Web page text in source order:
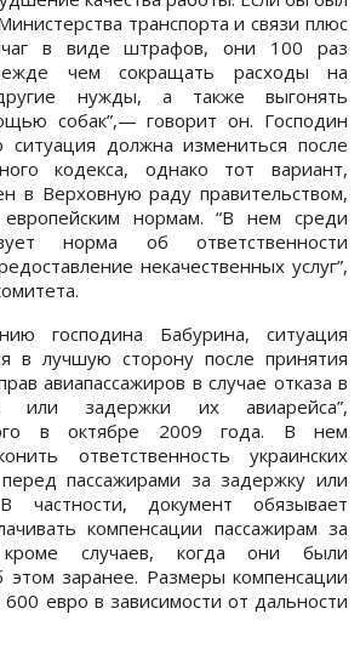
транспорта и связи плюс
в виде штрафов, они 100 раз
чем сокращать расходы на
нужды, а также выгонять
собак”,— говорит он. Господин
ситуация должна измениться после
кодекса, однако тот вариант,
в Верховную раду правительством,
европейским нормам. “В нем среди
норма об ответственности
некачественных услуг”,
господина Бабурина, ситуация
в лучшую сторону после принятия
авиапассажиров в случае отказа в
или задержки их авиарейса”,
в октябре 2009 года. В нем
ответственность украинских
перед пассажирами за задержку или
частности, документ обязывает
компенсации пассажирам за
случаев, когда они были
заранее. Размеры компенсации
евро в зависимости от дальности